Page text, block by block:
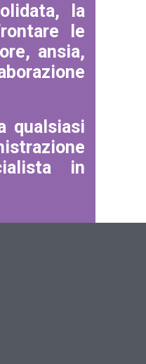
la
le
ansia,
qualsiasi
in